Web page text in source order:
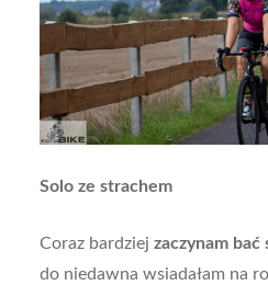
Solo ze strachem
Coraz bardziej zaczynam bać
do niedawna wsiadałam na